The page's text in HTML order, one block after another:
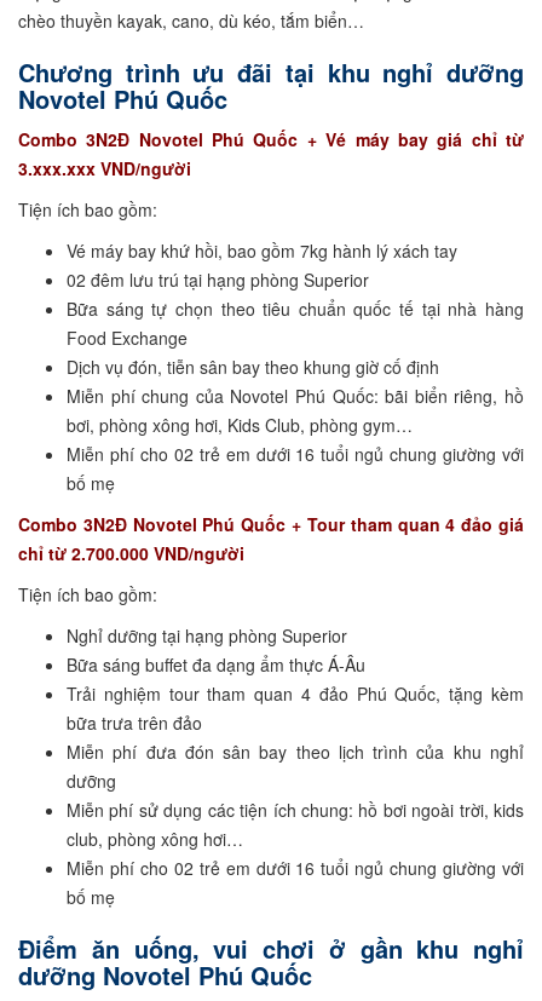
chèo thuyền kayak, cano, dù kéo, tắm biển…
Chương trình ưu đãi tại khu nghỉ dưỡng
Novotel Phú Quốc
Combo 3N2Đ Novotel Phú Quốc + Vé máy bay giá chỉ từ
3.xxx.xxx VND/người
Tiện ích bao gồm:
Vé máy bay khứ hồi, bao gồm 7kg hành lý xách tay
02 đêm lưu trú tại hạng phòng Superior
Bữa sáng tự chọn theo tiêu chuẩn quốc tế tại nhà hàng
Food Exchange
Dịch vụ đón, tiễn sân bay theo khung giờ cố định
Miễn phí chung của Novotel Phú Quốc: bãi biển riêng, hồ
bơi, phòng xông hơi, Kids Club, phòng gym…
Miễn phí cho 02 trẻ em dưới 16 tuổi ngủ chung giường với
bố mẹ
Combo 3N2Đ Novotel Phú Quốc + Tour tham quan 4 đảo giá
chỉ từ 2.700.000 VND/người
Tiện ích bao gồm:
Nghỉ dưỡng tại hạng phòng Superior
Bữa sáng buffet đa dạng ẩm thực Á-Âu
Trải nghiệm tour tham quan 4 đảo Phú Quốc, tặng kèm
bữa trưa trên đảo
Miễn phí đưa đón sân bay theo lịch trình của khu nghỉ
dưỡng
Miễn phí sử dụng các tiện ích chung: hồ bơi ngoài trời, kids
club, phòng xông hơi…
Miễn phí cho 02 trẻ em dưới 16 tuổi ngủ chung giường với
bố mẹ
Điểm ăn uống, vui chơi ở gần khu nghỉ
dưỡng Novotel Phú Quốc